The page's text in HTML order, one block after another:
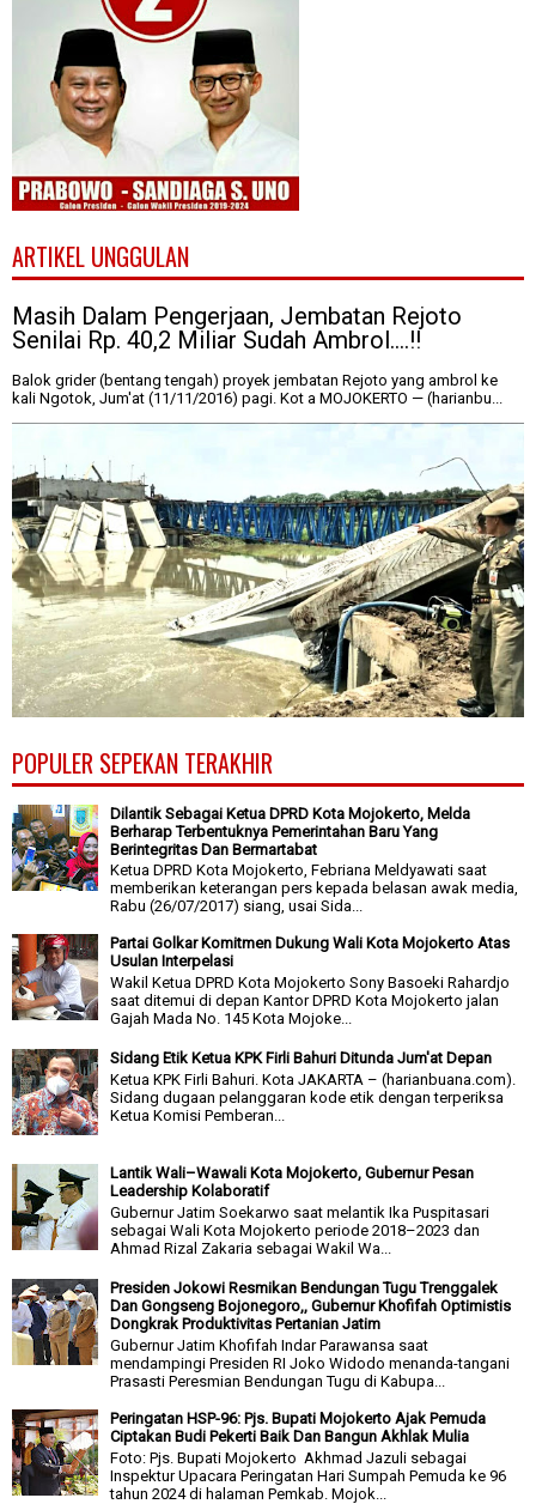
ARTIKEL UNGGULAN
Masih Dalam Pengerjaan, Jembatan Rejoto
Senilai Rp. 40,2 Miliar Sudah Ambrol....!!
Balok grider (bentang tengah) proyek jembatan Rejoto yang ambrol ke
kali Ngotok, Jum'at (11/11/2016) pagi. Kot a MOJOKERTO — (harianbu...
POPULER SEPEKAN TERAKHIR
Dilantik Sebagai Ketua DPRD Kota Mojokerto, Melda
Berharap Terbentuknya Pemerintahan Baru Yang
Berintegritas Dan Bermartabat
Ketua DPRD Kota Mojokerto, Febriana Meldyawati saat
memberikan keterangan pers kepada belasan awak media,
Rabu (26/07/2017) siang, usai Sida...
Partai Golkar Komitmen Dukung Wali Kota Mojokerto Atas
Usulan Interpelasi
Wakil Ketua DPRD Kota Mojokerto Sony Basoeki Rahardjo
saat ditemui di depan Kantor DPRD Kota Mojokerto jalan
Gajah Mada No. 145 Kota Mojoke...
Sidang Etik Ketua KPK Firli Bahuri Ditunda Jum'at Depan
Ketua KPK Firli Bahuri. Kota JAKARTA – (harianbuana.com).
Sidang dugaan pelanggaran kode etik dengan terperiksa
Ketua Komisi Pemberan...
Lantik Wali–Wawali Kota Mojokerto, Gubernur Pesan
Leadership Kolaboratif
Gubernur Jatim Soekarwo saat melantik Ika Puspitasari
sebagai Wali Kota Mojokerto periode 2018–2023 dan
Ahmad Rizal Zakaria sebagai Wakil Wa...
Presiden Jokowi Resmikan Bendungan Tugu Trenggalek
Dan Gongseng Bojonegoro,, Gubernur Khofifah Optimistis
Dongkrak Produktivitas Pertanian Jatim
Gubernur Jatim Khofifah Indar Parawansa saat
mendampingi Presiden RI Joko Widodo menanda-tangani
Prasasti Peresmian Bendungan Tugu di Kabupa...
Peringatan HSP-96: Pjs. Bupati Mojokerto Ajak Pemuda
Ciptakan Budi Pekerti Baik Dan Bangun Akhlak Mulia
Foto: Pjs. Bupati Mojokerto Akhmad Jazuli sebagai
Inspektur Upacara Peringatan Hari Sumpah Pemuda ke 96
tahun 2024 di halaman Pemkab. Mojok...